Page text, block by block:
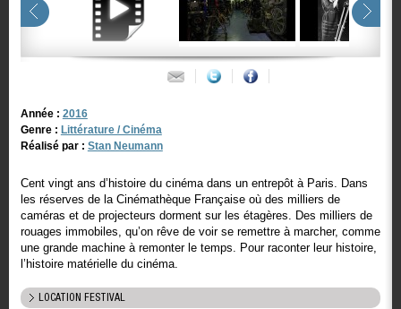
Année : 2016
Genre : Littérature / Cinéma
Réalisé par : Stan Neumann
Cent vingt ans d’histoire du cinéma dans un entrepôt à Paris. Dans
les réserves de la Cinémathèque Française où des milliers de
caméras et de projecteurs dorment sur les étagères. Des milliers de
rouages immobiles, qu’on rêve de voir se remettre à marcher, comme
une grande machine à remonter le temps. Pour raconter leur histoire,
l’histoire matérielle du cinéma.
LOCATION FESTIVAL